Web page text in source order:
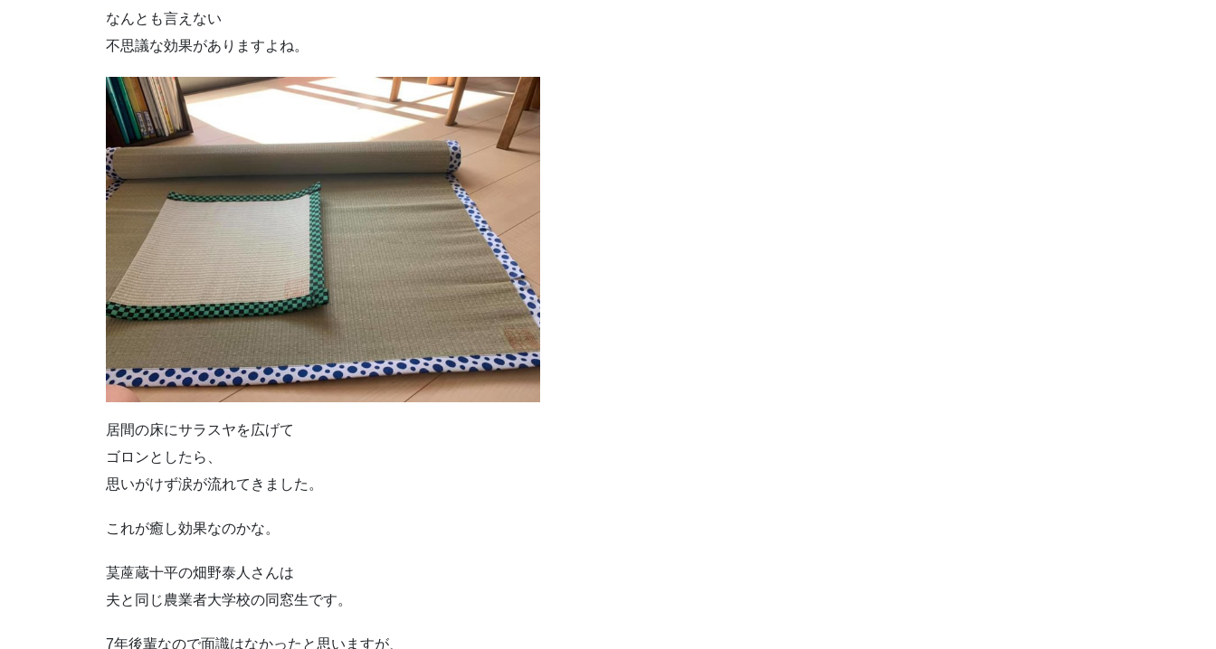
なんとも言えない
不思議な効果がありますよね。
居間の床にサラスヤを広げて
ゴロンとしたら、
思いがけず涙が流れてきました。
これが癒し効果なのかな。
茣蓙蔵十平の畑野泰人さんは
夫と同じ農業者大学校の同窓生です。
7年後輩なので面識はなかったと思いますが、